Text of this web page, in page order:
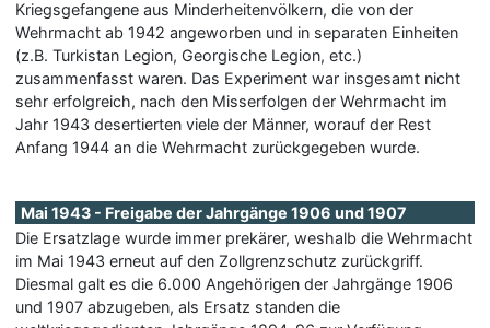
Kriegsgefangene aus Minderheitenvölkern, die von der
Wehrmacht ab 1942 angeworben und in separaten Einheiten
(z.B. Turkistan Legion, Georgische Legion, etc.)
zusammenfasst waren. Das Experiment war insgesamt nicht
sehr erfolgreich, nach den Misserfolgen der Wehrmacht im
Jahr 1943 desertierten viele der Männer, worauf der Rest
Anfang 1944 an die Wehrmacht zurückgegeben wurde.
Mai 1943 - Freigabe der Jahrgänge 1906 und 1907
Die Ersatzlage wurde immer prekärer, weshalb die Wehrmacht
im Mai 1943 erneut auf den Zollgrenzschutz zurückgriff.
Diesmal galt es die 6.000 Angehörigen der Jahrgänge 1906
und 1907 abzugeben, als Ersatz standen die